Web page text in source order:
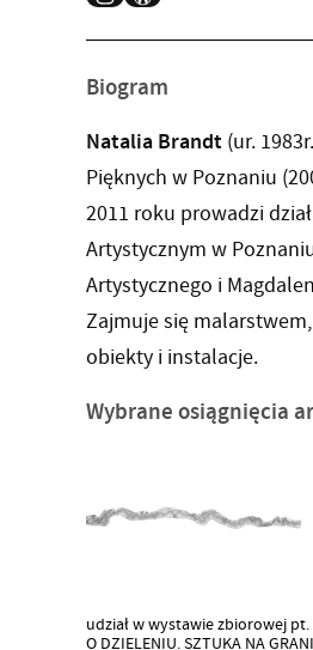
INSTAGRAM
WORDPRESS
Biogram
Natalia Brandt (ur.
Pięknych w Poznaniu
2011 roku prowadzi
Artystycznym w
Artystycznego i
Zajmuje się
obiekty i instalacje.
Wybrane osiągnięcia
udział w wystawie zbiorowej pt.
O DZIELENIU. SZTUKA NA